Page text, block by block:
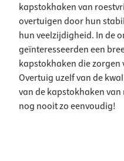
kapstokhaken van
overtuigen door hun
hun veelzijdigheid. In de
geïnteresseerden een
kapstokhaken die zorgen
Overtuig uzelf van de
van de kapstokhaken
nog nooit zo eenvoudig!